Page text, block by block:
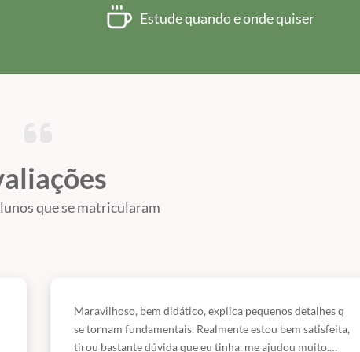
Estude quando e onde quiser
que se matricularam
Maravilhoso, bem didático, explica pequenos detalhes q
se tornam fundamentais. Realmente estou bem satisfeita,
tirou bastante dúvida que eu tinha, me ajudou muito.